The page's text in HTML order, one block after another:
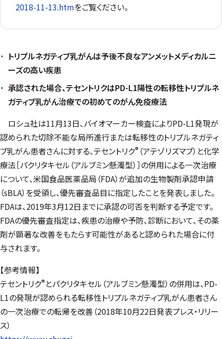
2018-11-13.htmをご覧ください。
トリプルネガティブ乳がんは予後不良なアンメットメディカルニ
ーズの高い疾患
承認された場合、テセントリクはPD-L1陽性の転移性トリプルネ
ガティブ乳がん治療での初めてのがん免疫療法
ロシュ社は11月13日、バイオマーカー検査によりPD-L1発現が
認められた切除不能な局所進行または転移性のトリプルネガティ
ブ乳がん患者さんに対する、テセントリク® （アテゾリズマブ）と化学
療法［パクリタキセル（アルブミン懸濁型）］の併用による一次治療
について、米国食品医薬品局（FDA）が追加の生物製剤承認申請
（sBLA）を受領し、優先審査品目に指定したことを発表しました。
FDAは、2019年3月12日までに承認の可否を判断する予定です。
FDAの優先審査指定は、疾患の治療や予防、診断において、その薬
剤が顕著な改善をもたらす可能性があると認められた場合に付
与されます。
【参考情報】
テセントリク® とパクリタキセル（アルブミン懸濁型）の併用は、PD-
L1の発現が認められる転移性トリプルネガティブ乳がん患者さん
の一次治療での転帰を改善（2018年10月22日発表プレス・リリー
ス）